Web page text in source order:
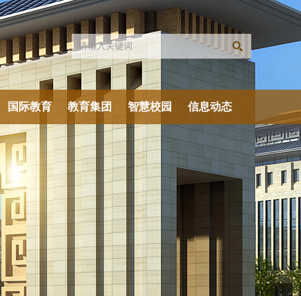
国际教育 教育集团 智慧校园 信息动态